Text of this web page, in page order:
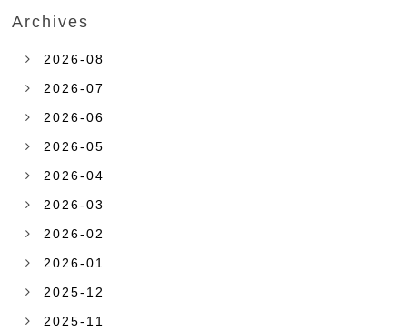
Archives
2026-08
2026-07
2026-06
2026-05
2026-04
2026-03
2026-02
2026-01
2025-12
2025-11